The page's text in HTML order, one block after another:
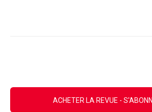
ACHETER LA REVUE -